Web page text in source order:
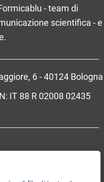
- team di
scientifica - e
6 - 40124 Bologna
IT 88 R 02008 02435
personali